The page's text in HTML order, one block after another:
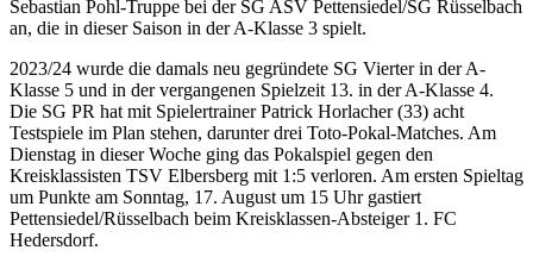
Sebastian Pohl-Truppe bei der SG ASV Pettensiedel/SG Rüsselbach
an, die in dieser Saison in der A-Klasse 3 spielt.
2023/24 wurde die damals neu gegründete SG Vierter in der A-
Klasse 5 und in der vergangenen Spielzeit 13. in der A-Klasse 4.
Die SG PR hat mit Spielertrainer Patrick Horlacher (33) acht
Testspiele im Plan stehen, darunter drei Toto-Pokal-Matches. Am
Dienstag in dieser Woche ging das Pokalspiel gegen den
Kreisklassisten TSV Elbersberg mit 1:5 verloren. Am ersten Spieltag
um Punkte am Sonntag, 17. August um 15 Uhr gastiert
Pettensiedel/Rüsselbach beim Kreisklassen-Absteiger 1. FC
Hedersdorf.